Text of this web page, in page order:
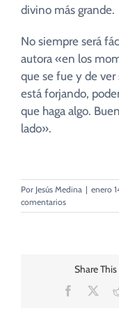
divino más grande.
No siempre será
autora «en los
que se fue y de ver
está forjando,
que haga algo.
lado».
Por Jesús Medina | enero
comentarios
Share
Facebook